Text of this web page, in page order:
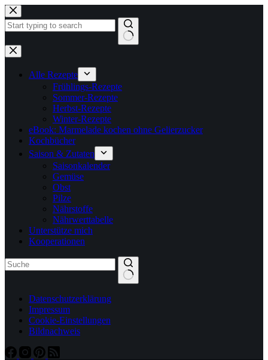
Zum
Inhalt
springen
Keine
Ergebnisse
Alle Rezepte
Frühlings-Rezepte
Sommer-Rezepte
Herbst-Rezepte
Winter-Rezepte
eBook: Marmelade kochen ohne Gelierzucker
Kochbücher
Saison & Zutaten
Saisonkalender
Gemüse
Obst
Pilze
Nährstoffe
Nährwerttabelle
Unterstütze mich
Kooperationen
Datenschutzerklärung
Impressum
Cookie-Einstellungen
Bildnachweis